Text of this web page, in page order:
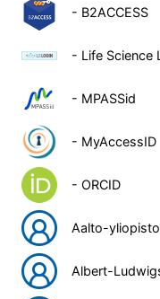
- B2ACCESS
- Life Science
- MPASSid
- MyAccessID
- ORCID
Aalto-yliopisto
Albert-